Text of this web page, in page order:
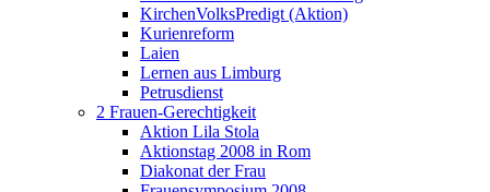
KirchenVolksPredigt (Aktion)
Kurienreform
Laien
Lernen aus Limburg
Petrusdienst
2 Frauen-Gerechtigkeit
Aktion Lila Stola
Aktionstag 2008 in Rom
Diakonat der Frau